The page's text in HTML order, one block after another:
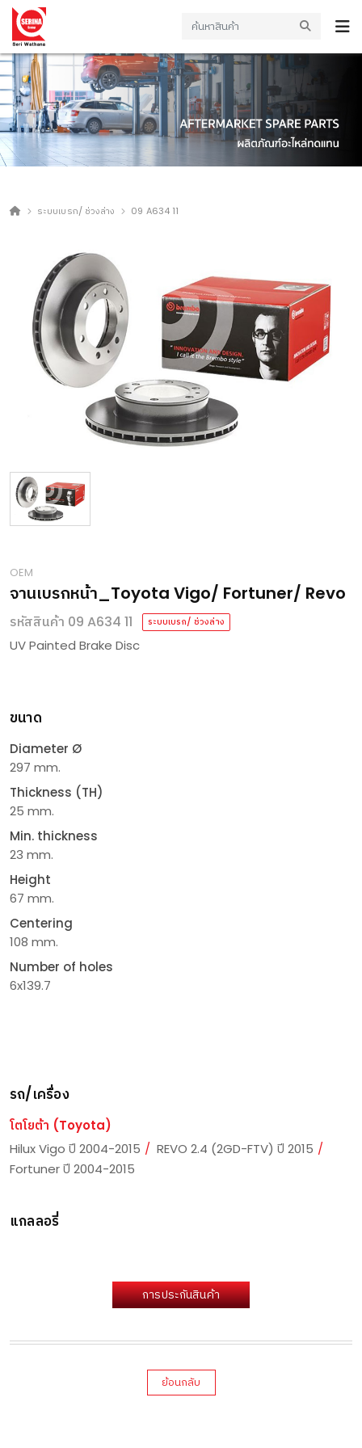
ระบบเบรก/ ช่วงล่าง 09 A634 11
OEM
จานเบรกหน้า_Toyota Vigo/ Fortuner/ Revo
รหัสสินค้า 09 A634 11 ระบบเบรก/ ช่วงล่าง
UV Painted Brake Disc
ขนาด
Diameter Ø
297 mm.
Thickness (TH)
25 mm.
Min. thickness
23 mm.
Height
67 mm.
Centering
108 mm.
Number of holes
6x139.7
รถ/เครื่อง
โตโยต้า (Toyota)
Hilux Vigo ปี 2004-2015
REVO 2.4 (2GD-FTV) ปี 2015
Fortuner ปี 2004-2015
แกลลอรี่
การประกันสินค้า
ย้อนกลับ